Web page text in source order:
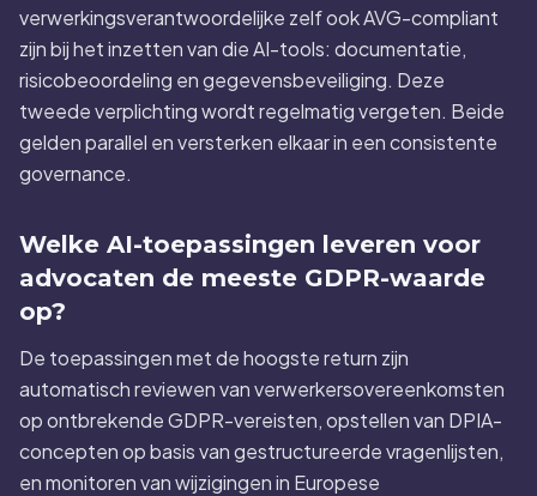
verwerkingsverantwoordelijke zelf ook AVG-compliant
zijn bij het inzetten van die AI-tools: documentatie,
risicobeoordeling en gegevensbeveiliging. Deze
tweede verplichting wordt regelmatig vergeten. Beide
gelden parallel en versterken elkaar in een consistente
governance.
Welke AI-toepassingen leveren voor
advocaten de meeste GDPR-waarde
op?
De toepassingen met de hoogste return zijn
automatisch reviewen van verwerkersovereenkomsten
op ontbrekende GDPR-vereisten, opstellen van DPIA-
concepten op basis van gestructureerde vragenlijsten,
en monitoren van wijzigingen in Europese